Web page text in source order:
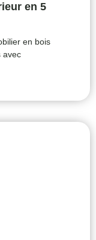
en 5
en bois
avec